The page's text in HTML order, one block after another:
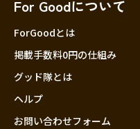
For Goodについて
ForGoodとは
掲載手数料0円の仕組み
グッド隊とは
ヘルプ
お問い合わせフォーム